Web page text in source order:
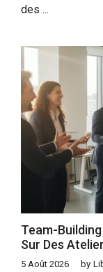
des ...
Team-
Sur Des
5 Août 2026 by